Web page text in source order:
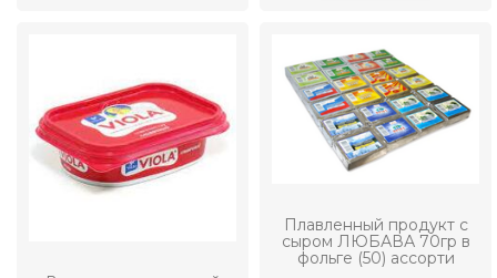
Плавленный продукт с
сыром ЛЮБАВА 70гр в
фольге (50) ассорти